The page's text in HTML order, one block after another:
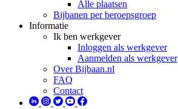
Alle plaatsen
Bijbanen per beroepsgroep
Informatie
Ik ben werkgever
Inloggen als werkgever
Aanmelden als werkgever
Over Bijbaan.nl
FAQ
Contact